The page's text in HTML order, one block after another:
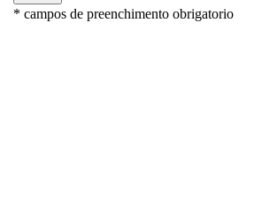
* campos de preenchimento obrigatorio